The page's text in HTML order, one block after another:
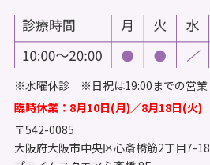
※水曜休診 ※日祝は19:00までの営業
臨時休業：8月10日(月)／8月18日(火)
〒542-0085
大阪府大阪市中央区心斎橋筋2丁目7-18